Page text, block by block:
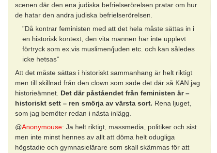
scenen där den ena judiska befrielserörelsen pratar om hur
de hatar den andra judiska befrielserörelsen.
”Då kontrar feministen med att det hela måste sättas in i
en historisk kontext, den vita mannen har inte upplevt
förtryck som ex.vis muslimen/juden etc. och kan således
icke hetsas”
Att det måste sättas i historiskt sammanhang är helt riktigt
men till skillnad från den clown som sade det där så KAN jag
historieämnet. Det där påståendet från feministen är –
historiskt sett – ren smörja av värsta sort. Rena ljuget,
som jag bemöter redan i nästa inlägg.
@Anonymouse: Ja helt riktigt, massmedia, politiker och sist
men inte minst hennes av allt att döma helt odugliga
högstadie och gymnasielärare som skall skämmas för att